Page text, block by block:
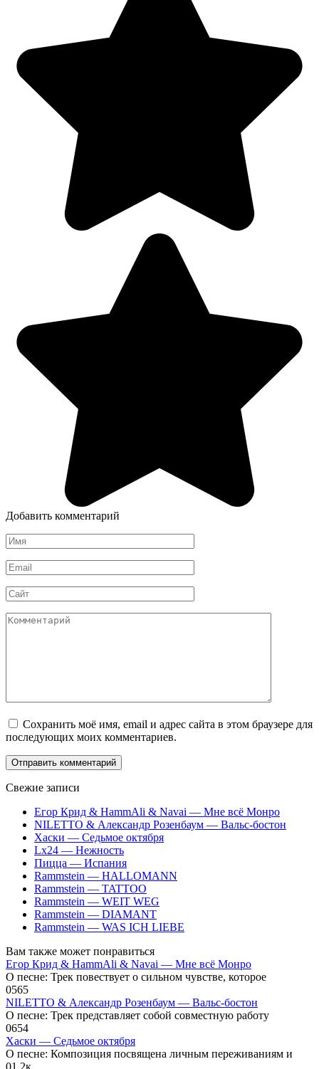
Добавить комментарий
Имя
*
Email
*
Сайт
Комментарий
Сохранить моё имя, email и адрес сайта в этом браузере для
последующих моих комментариев.
Свежие записи
Егор Крид & HammAli & Navai — Мне всё Монро
NILETTO & Александр Розенбаум — Вальс-бостон
Хаски — Седьмое октября
Lx24 — Нежность
Пицца — Испания
Rammstein — HALLOMANN
Rammstein — TATTOO
Rammstein — WEIT WEG
Rammstein — DIAMANT
Rammstein — WAS ICH LIEBE
Вам также может понравиться
Егор Крид & HammAli & Navai — Мне всё Монро
О песне: Трек повествует о сильном чувстве, которое
0565
NILETTO & Александр Розенбаум — Вальс-бостон
О песне: Трек представляет собой совместную работу
0654
Хаски — Седьмое октября
О песне: Композиция посвящена личным переживаниям и
01.2к.